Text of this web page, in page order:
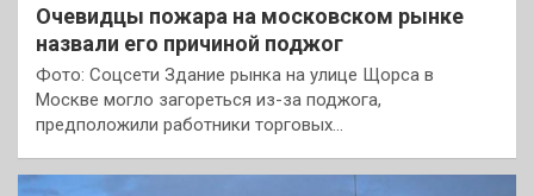
Очевидцы пожара на московском рынке
назвали его причиной поджог
Фото: Соцсети Здание рынка на улице Щорса в
Москве могло загореться из-за поджога,
предположили работники торговых…